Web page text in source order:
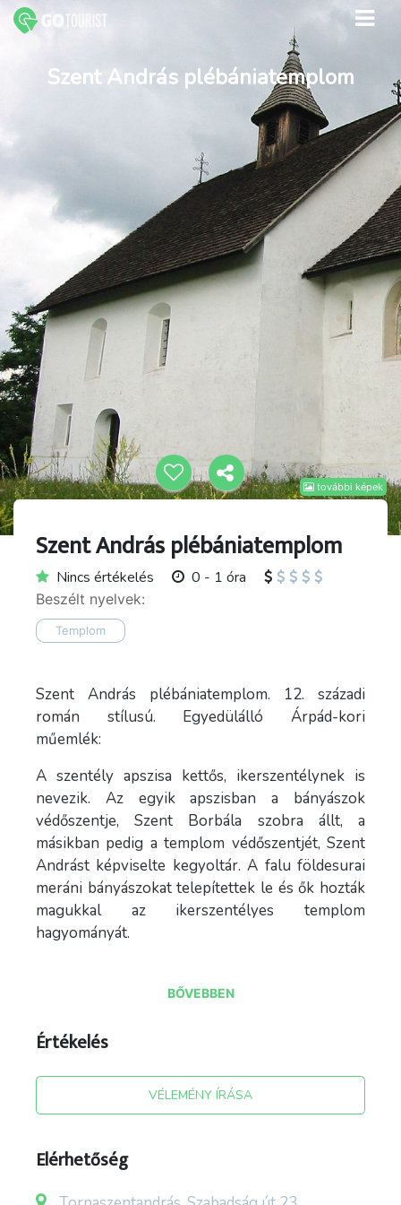
további képek
Szent András plébániatemplom
Szent András plébániatemplom
Nincs értékelés 0 - 1 óra
Beszélt nyelvek:
Templom
Szent András plébániatemplom. 12. századi
román stílusú. Egyedülálló Árpád-kori
műemlék:
A szentély apszisa kettős, ikerszentélynek is
nevezik. Az egyik apszisban a bányászok
védőszentje, Szent Borbála szobra állt, a
másikban pedig a templom védőszentjét, Szent
Andrást képviselte kegyoltár. A falu földesurai
meráni bányászokat telepítettek le és ők hozták
magukkal az ikerszentélyes templom
hagyományát.
BŐVEBBEN
Értékelés
VÉLEMÉNY ÍRÁSA
Elérhetőség